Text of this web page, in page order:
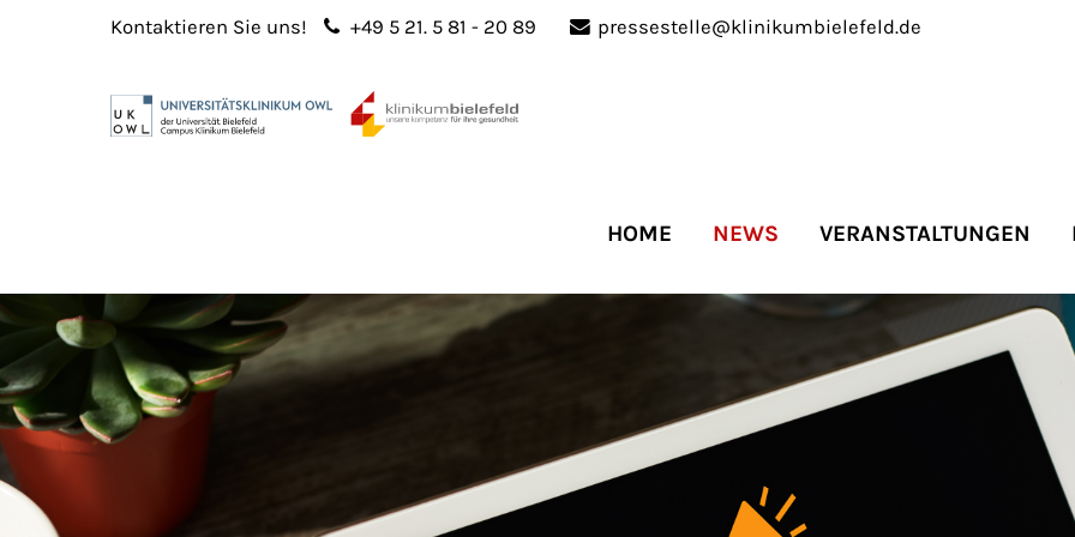
Login
Benutzername
Anmelden
Register
24h/
We offer support for our
customers
Have any questions?
+44 1234 567 890
Drop us a line
info@yourdomain.com
Kontaktieren Sie uns! +49 5 21. 5 81 - 20 89 pressestelle@klinikumbielefeld.de
HOME NEWS VERANSTALTUNGEN